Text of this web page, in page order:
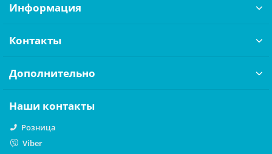
Информация
Контакты
Дополнительно
Наши контакты
Розница
Viber